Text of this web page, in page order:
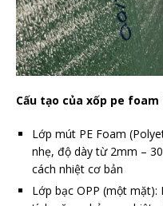
Cấu tạo của xốp pe
Lớp mút PE Foam
nhẹ, độ dày từ 2mm –
cách nhiệt cơ bản
Lớp bạc OPP (một mặt):